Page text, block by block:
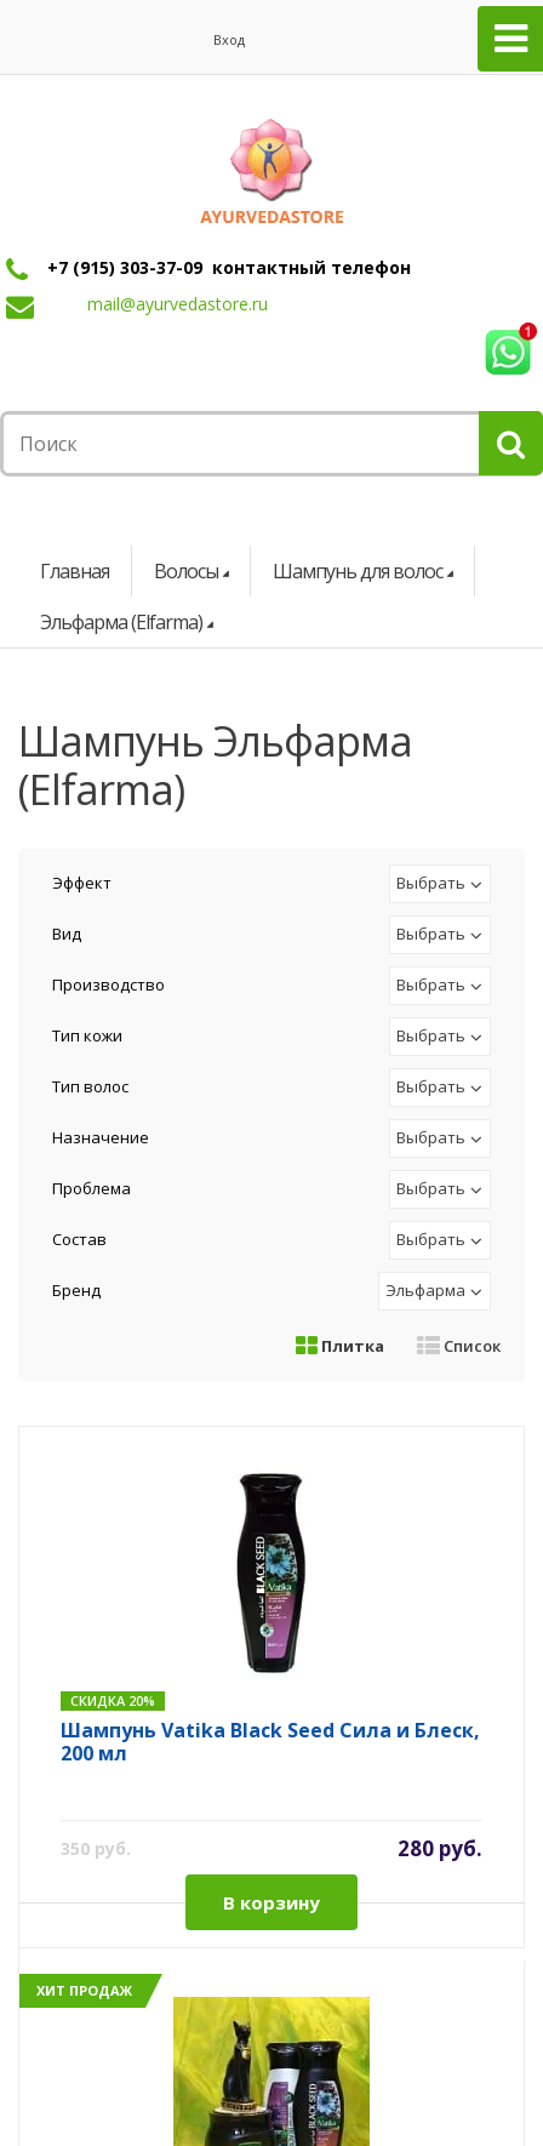
Вход
+7 (915) 303-37-09 контактный телефон
mail@ayurvedastore.ru
Главная Волосы
Шампунь для волос
Эльфарма (Elfarma)
шампунь Эльфарма
(Elfarma)
Эффект Выбрать
Вид Выбрать
Производство Выбрать
Тип кожи Выбрать
Тип волос Выбрать
Назначение Выбрать
Проблема Выбрать
Состав Выбрать
Бренд Эльфарма
Плитка Список
СКИДКА 20%
Шампунь Vatika Black Seed Сила и Блеск,
200 мл
350 руб. 280 руб.
В корзину
ХИТ ПРОДАЖ